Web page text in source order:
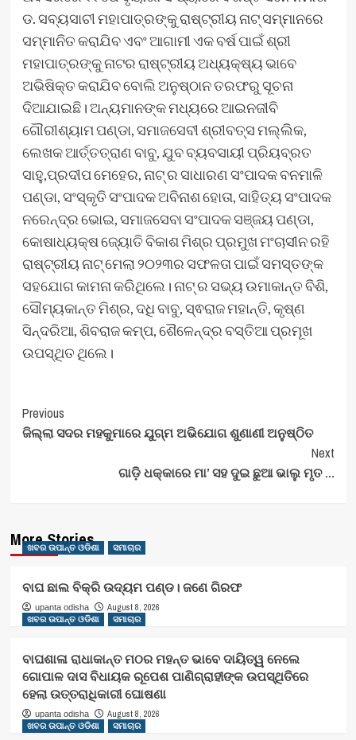
ଡ. ସବ୍ୟସାଚୀ ମହାପାତ୍ରଙ୍କୁ ରାଷ୍ଟ୍ରୀୟ ନାଟ୍ ସମ୍ମାନରେ
ସମ୍ମାନିତ କରାଯିବ ଏବଂ ଆଗାମୀ ଏକ ବର୍ଷ ପାଇଁ ଶ୍ରୀ
ମହାପାତ୍ରଙ୍କୁ ନାଟର ରାଷ୍ଟ୍ରୀୟ ଅଧ୍ୟକ୍ଷ୍ୟ ଭାବେ
ଅଭିଷିକ୍ତ କରାଯିବ ବୋଲି ଅନୁଷ୍ଠାନ ତରଫରୁ ସୂଚନା
ଦିଆଯାଇଛି। ଅନ୍ୟମାନଙ୍କ ମଧ୍ୟରେ ଆଇନଜୀବି
ଗୌରୀଶ୍ୟାମ ପଣ୍ଡା, ସମାଜସେବୀ ଶ୍ରୀବତ୍ସ ମଲ୍ଲିକ,
ଲେଖକ ଆର୍ତ୍ତତ୍ରାଣ ବାବୁ, ଯୁବ ବ୍ୟବସାୟୀ ପ୍ରିୟବ୍ରତ
ସାହୁ,ପ୍ରଦୀପ ମେହେର, ନାଟ୍ ର ସାଧାରଣ ସଂପାଦକ ବନମାଳି
ପଣ୍ଡା, ସଂସ୍କୃତି ସଂପାଦକ ଅବିନାଶ ହୋତା, ସାହିତ୍ୟ ସଂପାଦକ
ନରେନ୍ଦ୍ର ଭୋଇ, ସମାଜସେବା ସଂପାଦକ ସଞ୍ଜୟ ପଣ୍ଡା,
କୋଷାଧ୍ୟକ୍ଷ ଜ୍ୟୋତି ବିକାଶ ମିଶ୍ର ପ୍ରମୁଖ ମଂଚାସୀନ ରହି
ରାଷ୍ଟ୍ରୀୟ ନାଟ୍ ମେଲା ୨୦୨୩ର ସଫଳତା ପାଇଁ ସମସ୍ତଙ୍କ
ସହଯୋଗ କାମନା କରିଥିଲେ। ନାଟ୍ ର ସଭ୍ୟ ଉମାକାନ୍ତ ବିଶି,
ସୌମ୍ୟକାନ୍ତ ମିଶ୍ର, ଦଧି ବାବୁ, ସ୍ଵରାଜ ମହାନ୍ତି, କୃଷ୍ଣ
ସିନ୍ଦରିଆ, ଶିବରାଜ କମ୍ପ, ଶୈଳେନ୍ଦ୍ର ବସ୍ତିଆ ପ୍ରମୂଖ
ଉପସ୍ଥିତ ଥିଲେ।
Post
Navigation
Previous
ଜିଲ୍ଲା ସଦର ମହକୁମାରେ ଯୁଗ୍ମ ଅଭିଯୋଗ ଶୁଣାଣୀ ଅନୁଷ୍ଠିତ
Next
ଗାଡ଼ି ଧକ୍କାରେ ମା’ ସହ ଦୁଇ ଛୁଆ ଭାଲୁ ମୃତ …
More Stories
ଖବର ଉପାନ୍ତ ଓଡିଶା ସମାଚାର
ବାଘ ଛାଲ ବିକ୍ରି ଉଦ୍ୟମ ପଣ୍ଡ। ଜଣେ ଗିରଫ
upanta odisha
August 8, 2026
ଖବର ଉପାନ୍ତ ଓଡିଶା
ସମାଚାର
ବାଘଶାଳା ରାଧାକାନ୍ତ ମଠର ମହନ୍ତ ଭାବେ ଦାୟିତ୍ୱ ନେଲେ
ଗୋପାଳ ଦାସ ବିଧାୟକ ରୂପେଶ ପାଣିଗ୍ରାହୀଙ୍କ ଉପସ୍ଥିତିରେ
ହେଲା ଉତ୍ତରାଧିକାରୀ ଘୋଷଣା
upanta odisha
August 8, 2026
ଖବର ଉପାନ୍ତ ଓଡିଶା
ସମାଚାର